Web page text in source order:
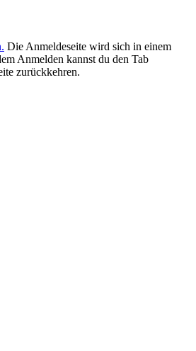
Die Anmeldeseite wird sich in einem
Anmelden kannst du den Tab
zurückkehren.